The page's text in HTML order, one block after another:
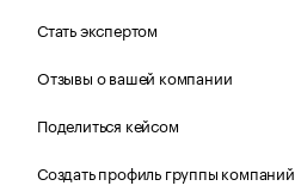
Стать экспертом
Отзывы о вашей компании
Поделиться кейсом
Создать профиль группы компаний